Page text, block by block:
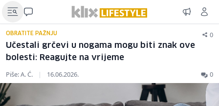
OBRATITE PAŽNJU 0
Učestali grčevi u nogama mogu biti znak ove
bolesti: Reagujte na vrijeme
Piše: A. Ć. | 16.06.2026. 0